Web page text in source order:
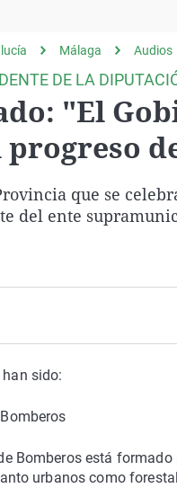
Operación Viuda
Negra
Navarra
Málaga Audios
DE LA
"El
que se
del ente
sido:
Bomberos está
urbanos como